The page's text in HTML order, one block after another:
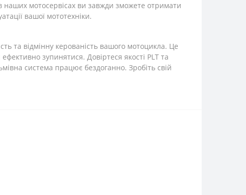
наших мотосервісах ви завжди зможете отримати
вашої мототехніки.
та відмінну керованість вашого мотоцикла. Це
зупинятися. Довіртеся якості PLT та
система працює бездоганно. Зробіть свій